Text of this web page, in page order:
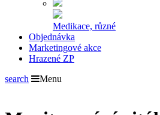
Medikace, různé
Objednávka
Marketingové akce
Hrazené ZP
search
Menu